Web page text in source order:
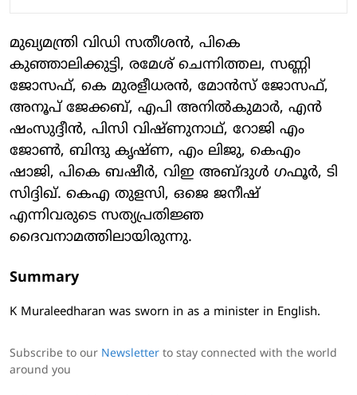
മുഖ്യമന്ത്രി വിഡി സതീശന്‍, പികെ
കുഞ്ഞാലിക്കുട്ടി, രമേശ് ചെന്നിത്തല, സണ്ണി
ജോസഫ്, കെ മുരളീധരന്‍, മോന്‍സ് ജോസഫ്,
അനൂപ് ജേക്കബ്, എപി അനില്‍കുമാര്‍, എന്‍
ഷംസുദ്ദീന്‍, പിസി വിഷ്ണുനാഥ്, റോജി എം
ജോണ്‍, ബിന്ദു കൃഷ്ണ, എം ലിജു, കെഎം
ഷാജി, പികെ ബഷീര്‍, വിഇ അബ്ദുള്‍ ഗഫൂര്‍, ടി
സിദ്ദിഖ്. കെഎ തുളസി, ഒജെ ജനീഷ്
എന്നിവരുടെ സത്യപ്രതിജ്ഞ
ദൈവനാമത്തിലായിരുന്നു.
Summary
K Muraleedharan was sworn in as a minister in English.
Subscribe to our Newsletter to stay connected with the world
around you